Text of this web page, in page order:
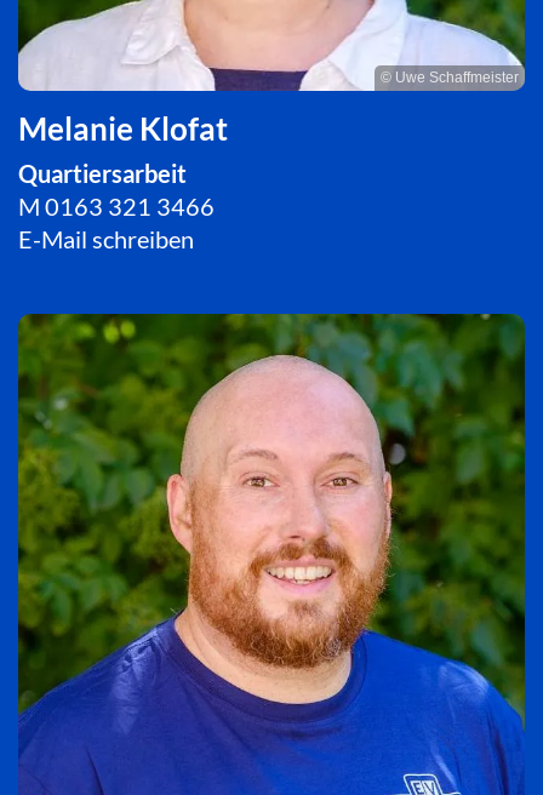
© Uwe Schaffmeister
Melanie Klofat
Quartiersarbeit
M 0163 321 3466
E-Mail schreiben